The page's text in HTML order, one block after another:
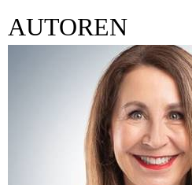
AUTOREN